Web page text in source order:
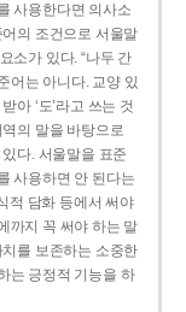
사용한다면 의사소
의 조건으로 서울말
소가 있다. “나두 간
어는 아니다. 교양 있
아 ‘도’라고 쓰는 것
의 말을 바탕으로
다. 서울말을 표준
사용하면 안 된다는
적 담화 등에서 써야
까지 꼭 써야 하는 말
를 보존하는 소중한
는 긍정적 기능을 하